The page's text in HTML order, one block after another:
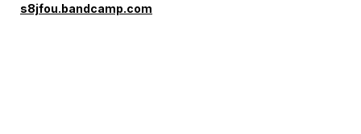
s8jfou.bandcamp.com